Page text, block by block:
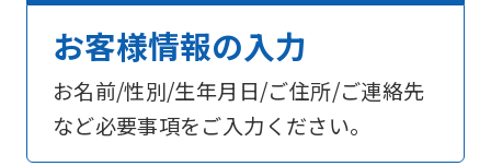
お客様情報の入力
お名前/性別/生年月日/ご住所/ご連絡先
など必要事項をご入力ください。